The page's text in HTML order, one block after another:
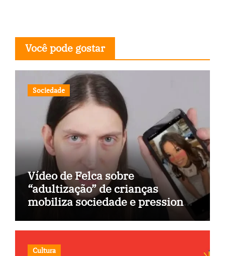
Você pode gostar
Sociedade
Vídeo de Felca sobre
“adultização” de crianças
mobiliza sociedade e pressiona
Cultura